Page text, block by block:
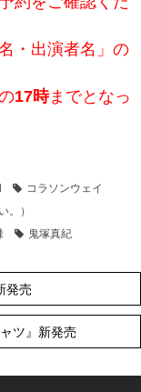
・出演者名」の
17時までとなっ
コラソンウェイ
。）
鬼塚真紀
発売
ツ』新発売